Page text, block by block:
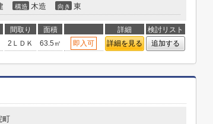
構造 木造 向き 東
間取り 面積 詳細
検討リスト
2ＬＤＫ 63.5㎡ 即入可 詳細を見る 追加する
町